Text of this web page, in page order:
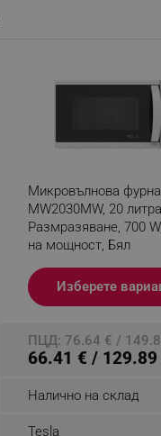
Микровълнова
MW2030MW, 20
Размразяване, 700
на мощност, Бял
Разглеждате този
Изберете
ПЦД: 76.64 € /
66.41 € / 129.89
Налично на склад
Tesla
_sgf_delayed_actions,
_sgf_delayed_campaigns
_sgf_npq
_sgf_rq